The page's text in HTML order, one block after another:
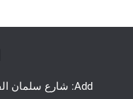
Add: شارع سلمان الفارسي، الخالدية الجنوبية، الدمام